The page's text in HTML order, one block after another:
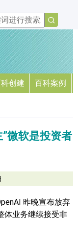
创建 百科案例
微软是投资者
昨晚宣布放弃
体业务继续接受非